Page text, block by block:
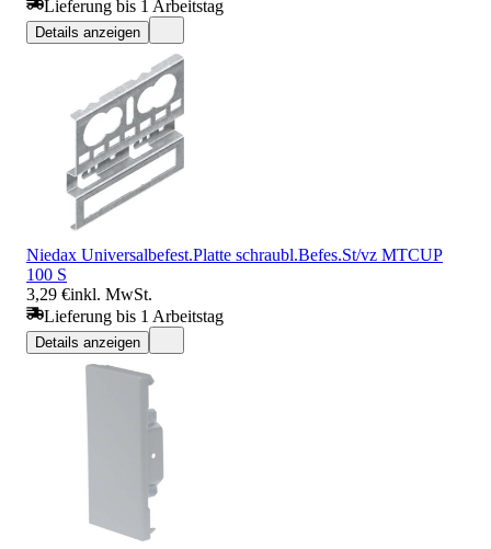
Lieferung bis 1 Arbeitstag
Details anzeigen
Niedax Universalbefest.Platte schraubl.Befes.St/vz MTCUP
100 S
3,29 €inkl. MwSt.
Lieferung bis 1 Arbeitstag
Details anzeigen